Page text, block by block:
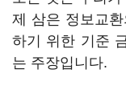
제 삼은 정보교
하기 위한 기준
는 주장입니다.